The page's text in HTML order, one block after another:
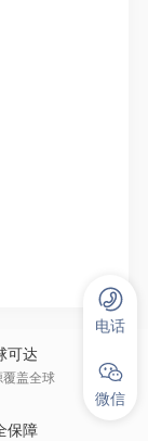
可达
覆盖全球
保障
电话
微信